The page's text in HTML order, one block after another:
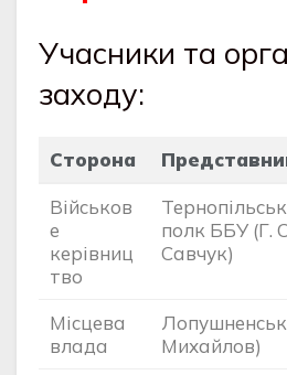
Учасники та
заходу:
Сторона
Військов
е
керівниц
тво
полк ББУ (Г.
Савчук)
Місцева
влада
Михайлов)